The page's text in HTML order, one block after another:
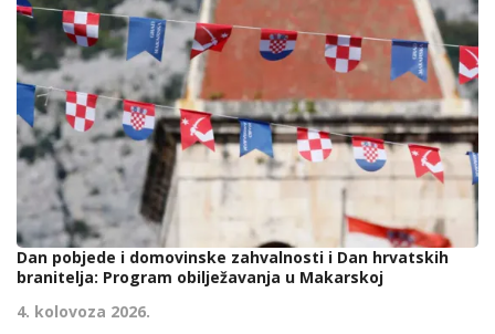
Dan pobjede i domovinske zahvalnosti i Dan hrvatskih
branitelja: Program obilježavanja u Makarskoj
4. kolovoza 2026.